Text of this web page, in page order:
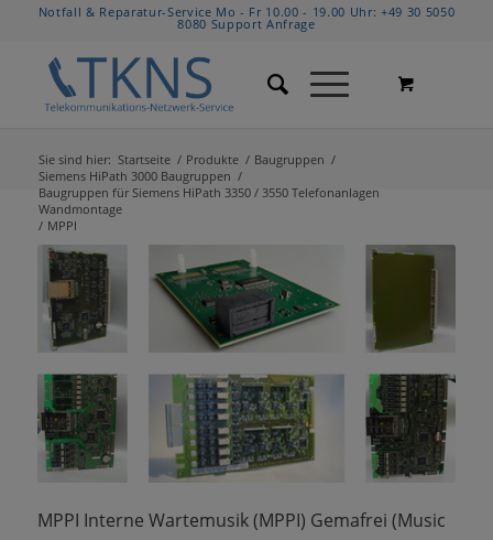
Notfall & Reparatur-Service Mo - Fr 10.00 - 19.00 Uhr:+49 30 5050
8080 Support Anfrage
Sie sind hier: Startseite / Produkte / Baugruppen /
Siemens HiPath 3000 Baugruppen /
Baugruppen für Siemens HiPath 3350 / 3550 Telefonanlagen
Wandmontage
/ MPPI
MPPI Interne Wartemusik (MPPI) Gemafrei (Music